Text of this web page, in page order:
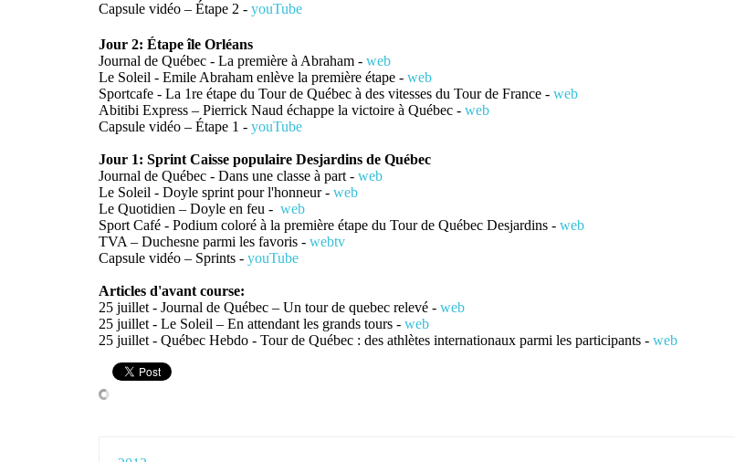
Capsule vidéo – Étape 2 - youTube
Jour 2: Étape île Orléans
Journal de Québec - La première à Abraham - web
Le Soleil - Emile Abraham enlève la première étape - web
Sportcafe - La 1re étape du Tour de Québec à des vitesses du Tour de France - web
Abitibi Express – Pierrick Naud échappe la victoire à Québec - web
Capsule vidéo – Étape 1 - youTube
Jour 1: Sprint Caisse populaire Desjardins de Québec
Journal de Québec - Dans une classe à part - web
Le Soleil - Doyle sprint pour l'honneur - web
Le Quotidien – Doyle en feu - web
Sport Café - Podium coloré à la première étape du Tour de Québec Desjardins - web
TVA – Duchesne parmi les favoris - webtv
Capsule vidéo – Sprints - youTube
Articles d'avant course:
25 juillet - Journal de Québec – Un tour de quebec relevé - web
25 juillet - Le Soleil – En attendant les grands tours - web
25 juillet - Québec Hebdo - Tour de Québec : des athlètes internationaux parmi les participants - web